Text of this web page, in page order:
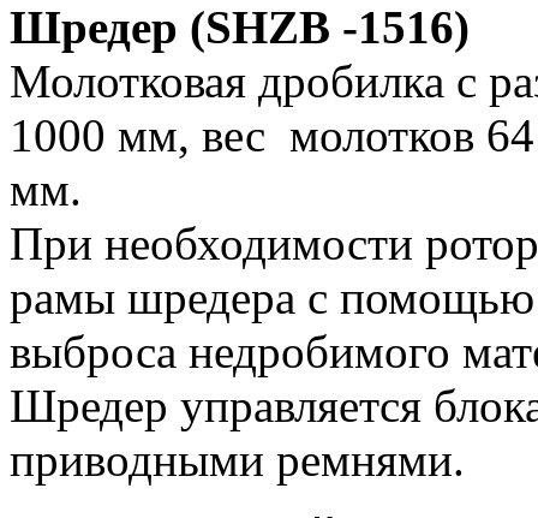
Шредер (SHZB -1516)
Молотковая дробилка с
1000 мм, вес молотков
мм.
При необходимости
рамы шредера с помощью
выброса недробимого
Шредер управляется
приводными ремнями.